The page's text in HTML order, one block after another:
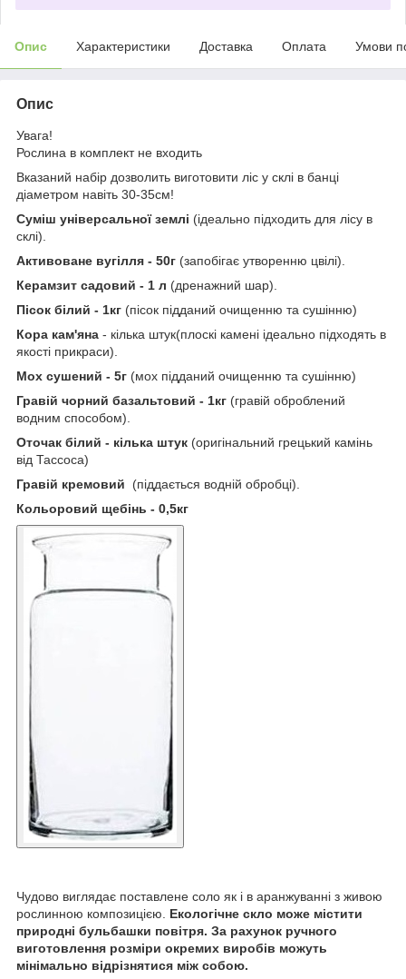
Опис Характеристики Доставка Оплата Умови
Опис
Увага!
Рослина в комплект не входить
Вказаний набір дозволить виготовити ліс у склі в банці
діаметром навіть 30-35см!
Суміш універсальної землі (ідеально підходить для лісу в
склі).
Активоване вугілля - 50г (запобігає утворенню цвілі).
Керамзит садовий - 1 л (дренажний шар).
Пісок білий - 1кг (пісок підданий очищенню та сушінню)
Кора кам'яна - кілька штук(плоскі камені ідеально підходять в
якості прикраси).
Мох сушений - 5г (мох підданий очищенню та сушінню)
Гравій чорний базальтовий - 1кг (гравій оброблений
водним способом).
Оточак білий - кілька штук (оригінальний грецький камінь
від Тассоса)
Гравій кремовий
(піддається водній обробці).
Кольоровий щебінь - 0,5кг
Чудово виглядає поставлене соло як і в аранжуванні з живою
рослинною композицією. Екологічне скло може містити
природні бульбашки повітря. За рахунок ручного
виготовлення розміри окремих виробів можуть
мінімально відрізнятися між собою.